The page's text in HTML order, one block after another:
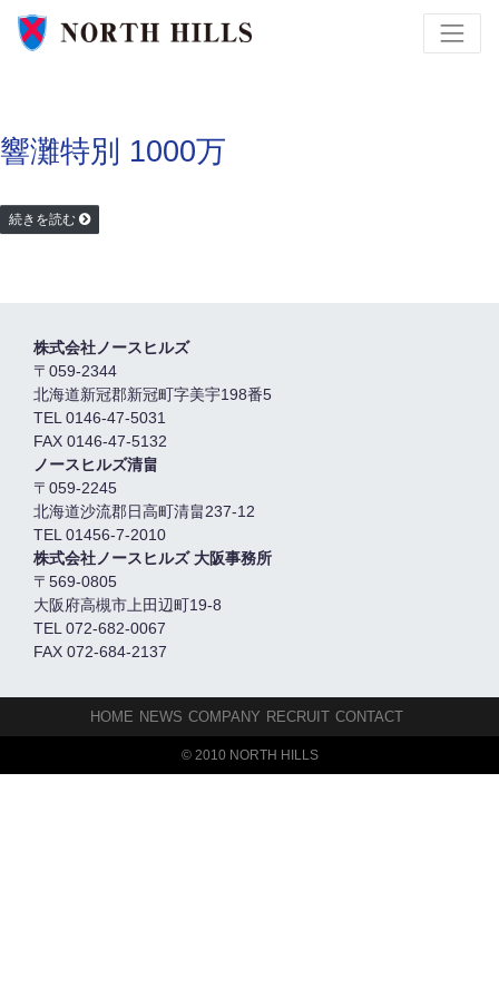
響灘特別 1000万
続きを読む
株式会社ノースヒルズ
〒059-2344
北海道新冠郡新冠町字美宇198番5
TEL 0146-47-5031
FAX 0146-47-5132
ノースヒルズ清畠
〒059-2245
北海道沙流郡日高町清畠237-12
TEL 01456-7-2010
株式会社ノースヒルズ 大阪事務所
〒569-0805
大阪府高槻市上田辺町19-8
TEL 072-682-0067
FAX 072-684-2137
HOME NEWS COMPANY RECRUIT CONTACT
© 2010 NORTH HILLS